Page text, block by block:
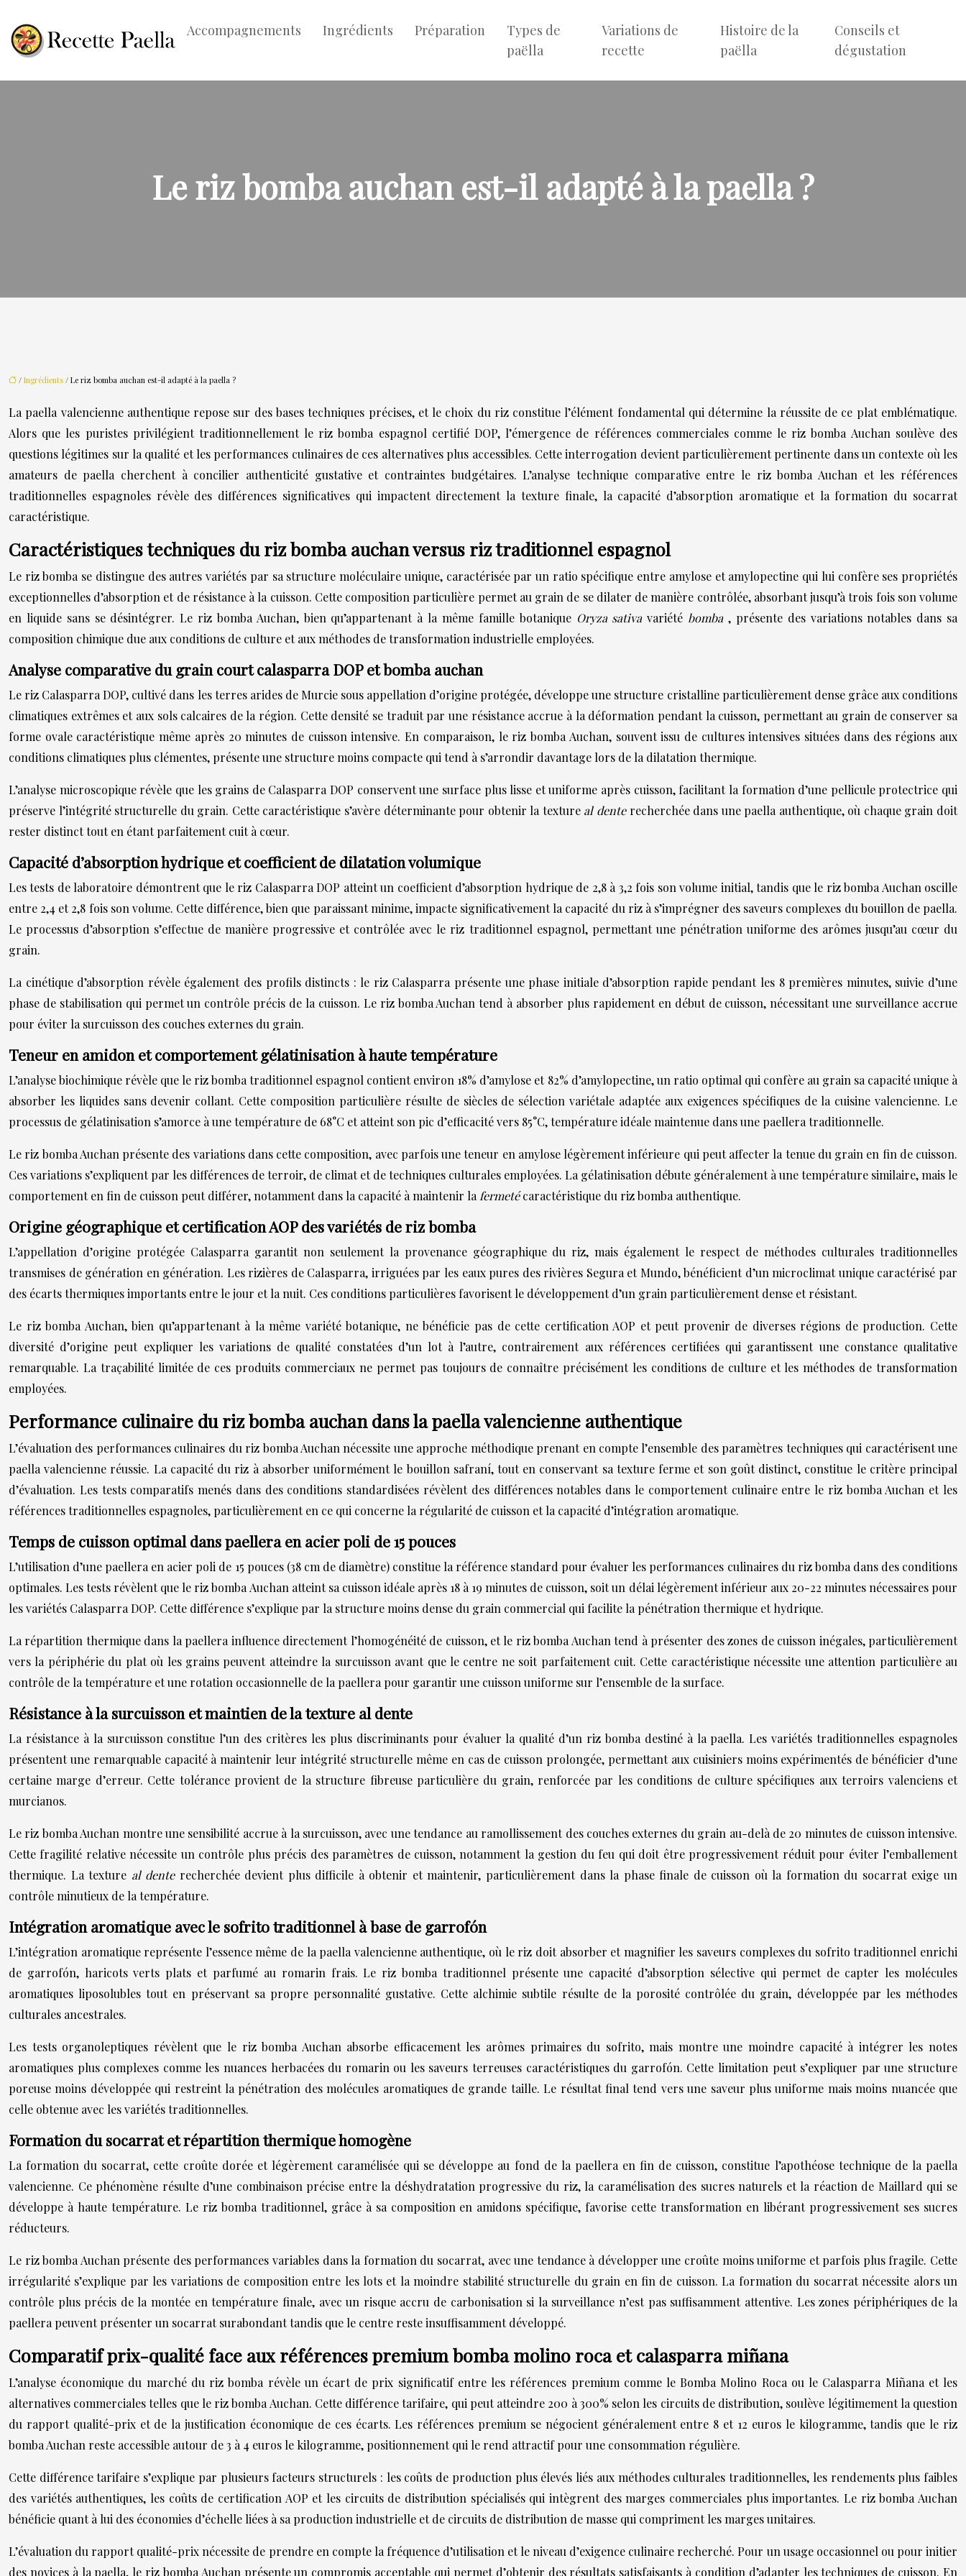
Accompagnements Ingrédients Préparation
Types de
paëlla
Variations de
recette
Histoire de la
paëlla
Conseils et
dégustation
Le riz bomba auchan est-il adapté à la paella ?
/ Ingrédients / Le riz bomba auchan est-il adapté à la paella ?
La paella valencienne authentique repose sur des bases techniques précises, et le choix du riz constitue l’élément fondamental qui détermine la réussite de ce plat emblématique.
Alors que les puristes privilégient traditionnellement le riz bomba espagnol certifié DOP, l’émergence de références commerciales comme le riz bomba Auchan soulève des
questions légitimes sur la qualité et les performances culinaires de ces alternatives plus accessibles. Cette interrogation devient particulièrement pertinente dans un contexte où les
amateurs de paella cherchent à concilier authenticité gustative et contraintes budgétaires. L’analyse technique comparative entre le riz bomba Auchan et les références
traditionnelles espagnoles révèle des différences significatives qui impactent directement la texture finale, la capacité d’absorption aromatique et la formation du socarrat
caractéristique.
Caractéristiques techniques du riz bomba auchan versus riz traditionnel espagnol
Le riz bomba se distingue des autres variétés par sa structure moléculaire unique, caractérisée par un ratio spécifique entre amylose et amylopectine qui lui confère ses propriétés
exceptionnelles d’absorption et de résistance à la cuisson. Cette composition particulière permet au grain de se dilater de manière contrôlée, absorbant jusqu’à trois fois son volume
en liquide sans se désintégrer. Le riz bomba Auchan, bien qu’appartenant à la même famille botanique Oryza sativavariété bomba , présente des variations notables dans sa
composition chimique due aux conditions de culture et aux méthodes de transformation industrielle employées.
Analyse comparative du grain court calasparra DOP et bomba auchan
Le riz Calasparra DOP, cultivé dans les terres arides de Murcie sous appellation d’origine protégée, développe une structure cristalline particulièrement dense grâce aux conditions
climatiques extrêmes et aux sols calcaires de la région. Cette densité se traduit par une résistance accrue à la déformation pendant la cuisson, permettant au grain de conserver sa
forme ovale caractéristique même après 20 minutes de cuisson intensive. En comparaison, le riz bomba Auchan, souvent issu de cultures intensives situées dans des régions aux
conditions climatiques plus clémentes, présente une structure moins compacte qui tend à s’arrondir davantage lors de la dilatation thermique.
L’analyse microscopique révèle que les grains de Calasparra DOP conservent une surface plus lisse et uniforme après cuisson, facilitant la formation d’une pellicule protectrice qui
préserve l’intégrité structurelle du grain. Cette caractéristique s’avère déterminante pour obtenir la texture al dente recherchée dans une paella authentique, où chaque grain doit
rester distinct tout en étant parfaitement cuit à cœur.
Capacité d’absorption hydrique et coefficient de dilatation volumique
Les tests de laboratoire démontrent que le riz Calasparra DOP atteint un coefficient d’absorption hydrique de 2,8 à 3,2 fois son volume initial, tandis que le riz bomba Auchan oscille
entre 2,4 et 2,8 fois son volume. Cette différence, bien que paraissant minime, impacte significativement la capacité du riz à s’imprégner des saveurs complexes du bouillon de paella.
Le processus d’absorption s’effectue de manière progressive et contrôlée avec le riz traditionnel espagnol, permettant une pénétration uniforme des arômes jusqu’au cœur du
grain.
La cinétique d’absorption révèle également des profils distincts : le riz Calasparra présente une phase initiale d’absorption rapide pendant les 8 premières minutes, suivie d’une
phase de stabilisation qui permet un contrôle précis de la cuisson. Le riz bomba Auchan tend à absorber plus rapidement en début de cuisson, nécessitant une surveillance accrue
pour éviter la surcuisson des couches externes du grain.
Teneur en amidon et comportement gélatinisation à haute température
L’analyse biochimique révèle que le riz bomba traditionnel espagnol contient environ 18% d’amylose et 82% d’amylopectine, un ratio optimal qui confère au grain sa capacité unique à
absorber les liquides sans devenir collant. Cette composition particulière résulte de siècles de sélection variétale adaptée aux exigences spécifiques de la cuisine valencienne. Le
processus de gélatinisation s’amorce à une température de 68°C et atteint son pic d’efficacité vers 85°C, température idéale maintenue dans une paellera traditionnelle.
Le riz bomba Auchan présente des variations dans cette composition, avec parfois une teneur en amylose légèrement inférieure qui peut affecter la tenue du grain en fin de cuisson.
Ces variations s’expliquent par les différences de terroir, de climat et de techniques culturales employées. La gélatinisation débute généralement à une température similaire, mais le
comportement en fin de cuisson peut différer, notamment dans la capacité à maintenir la fermetécaractéristique du riz bomba authentique.
Origine géographique et certification AOP des variétés de riz bomba
L’appellation d’origine protégée Calasparra garantit non seulement la provenance géographique du riz, mais également le respect de méthodes culturales traditionnelles
transmises de génération en génération. Les rizières de Calasparra, irriguées par les eaux pures des rivières Segura et Mundo, bénéficient d’un microclimat unique caractérisé par
des écarts thermiques importants entre le jour et la nuit. Ces conditions particulières favorisent le développement d’un grain particulièrement dense et résistant.
Le riz bomba Auchan, bien qu’appartenant à la même variété botanique, ne bénéficie pas de cette certification AOP et peut provenir de diverses régions de production. Cette
diversité d’origine peut expliquer les variations de qualité constatées d’un lot à l’autre, contrairement aux références certifiées qui garantissent une constance qualitative
remarquable. La traçabilité limitée de ces produits commerciaux ne permet pas toujours de connaître précisément les conditions de culture et les méthodes de transformation
employées.
Performance culinaire du riz bomba auchan dans la paella valencienne authentique
L’évaluation des performances culinaires du riz bomba Auchan nécessite une approche méthodique prenant en compte l’ensemble des paramètres techniques qui caractérisent une
paella valencienne réussie. La capacité du riz à absorber uniformément le bouillon safraní, tout en conservant sa texture ferme et son goût distinct, constitue le critère principal
d’évaluation. Les tests comparatifs menés dans des conditions standardisées révèlent des différences notables dans le comportement culinaire entre le riz bomba Auchan et les
références traditionnelles espagnoles, particulièrement en ce qui concerne la régularité de cuisson et la capacité d’intégration aromatique.
Temps de cuisson optimal dans paellera en acier poli de 15 pouces
L’utilisation d’une paellera en acier poli de 15 pouces (38 cm de diamètre) constitue la référence standard pour évaluer les performances culinaires du riz bomba dans des conditions
optimales. Les tests révèlent que le riz bomba Auchan atteint sa cuisson idéale après 18 à 19 minutes de cuisson, soit un délai légèrement inférieur aux 20-22 minutes nécessaires pour
les variétés Calasparra DOP. Cette différence s’explique par la structure moins dense du grain commercial qui facilite la pénétration thermique et hydrique.
La répartition thermique dans la paellera influence directement l’homogénéité de cuisson, et le riz bomba Auchan tend à présenter des zones de cuisson inégales, particulièrement
vers la périphérie du plat où les grains peuvent atteindre la surcuisson avant que le centre ne soit parfaitement cuit. Cette caractéristique nécessite une attention particulière au
contrôle de la température et une rotation occasionnelle de la paellera pour garantir une cuisson uniforme sur l’ensemble de la surface.
Résistance à la surcuisson et maintien de la texture al dente
La résistance à la surcuisson constitue l’un des critères les plus discriminants pour évaluer la qualité d’un riz bomba destiné à la paella. Les variétés traditionnelles espagnoles
présentent une remarquable capacité à maintenir leur intégrité structurelle même en cas de cuisson prolongée, permettant aux cuisiniers moins expérimentés de bénéficier d’une
certaine marge d’erreur. Cette tolérance provient de la structure fibreuse particulière du grain, renforcée par les conditions de culture spécifiques aux terroirs valenciens et
murcianos.
Le riz bomba Auchan montre une sensibilité accrue à la surcuisson, avec une tendance au ramollissement des couches externes du grain au-delà de 20 minutes de cuisson intensive.
Cette fragilité relative nécessite un contrôle plus précis des paramètres de cuisson, notamment la gestion du feu qui doit être progressivement réduit pour éviter l’emballement
thermique. La texture al dente recherchée devient plus difficile à obtenir et maintenir, particulièrement dans la phase finale de cuisson où la formation du socarrat exige un
contrôle minutieux de la température.
Intégration aromatique avec le sofrito traditionnel à base de garrofón
L’intégration aromatique représente l’essence même de la paella valencienne authentique, où le riz doit absorber et magnifier les saveurs complexes du sofrito traditionnel enrichi
de garrofón, haricots verts plats et parfumé au romarin frais. Le riz bomba traditionnel présente une capacité d’absorption sélective qui permet de capter les molécules
aromatiques liposolubles tout en préservant sa propre personnalité gustative. Cette alchimie subtile résulte de la porosité contrôlée du grain, développée par les méthodes
culturales ancestrales.
Les tests organoleptiques révèlent que le riz bomba Auchan absorbe efficacement les arômes primaires du sofrito, mais montre une moindre capacité à intégrer les notes
aromatiques plus complexes comme les nuances herbacées du romarin ou les saveurs terreuses caractéristiques du garrofón. Cette limitation peut s’expliquer par une structure
poreuse moins développée qui restreint la pénétration des molécules aromatiques de grande taille. Le résultat final tend vers une saveur plus uniforme mais moins nuancée que
celle obtenue avec les variétés traditionnelles.
Formation du socarrat et répartition thermique homogène
La formation du socarrat, cette croûte dorée et légèrement caramélisée qui se développe au fond de la paellera en fin de cuisson, constitue l’apothéose technique de la paella
valencienne. Ce phénomène résulte d’une combinaison précise entre la déshydratation progressive du riz, la caramélisation des sucres naturels et la réaction de Maillard qui se
développe à haute température. Le riz bomba traditionnel, grâce à sa composition en amidons spécifique, favorise cette transformation en libérant progressivement ses sucres
réducteurs.
Le riz bomba Auchan présente des performances variables dans la formation du socarrat, avec une tendance à développer une croûte moins uniforme et parfois plus fragile. Cette
irrégularité s’explique par les variations de composition entre les lots et la moindre stabilité structurelle du grain en fin de cuisson. La formation du socarrat nécessite alors un
contrôle plus précis de la montée en température finale, avec un risque accru de carbonisation si la surveillance n’est pas suffisamment attentive. Les zones périphériques de la
paellera peuvent présenter un socarrat surabondant tandis que le centre reste insuffisamment développé.
Comparatif prix-qualité face aux références premium bomba molino roca et calasparra miñana
L’analyse économique du marché du riz bomba révèle un écart de prix significatif entre les références premium comme le Bomba Molino Roca ou le Calasparra Miñana et les
alternatives commerciales telles que le riz bomba Auchan. Cette différence tarifaire, qui peut atteindre 200 à 300% selon les circuits de distribution, soulève légitimement la question
du rapport qualité-prix et de la justification économique de ces écarts. Les références premium se négocient généralement entre 8 et 12 euros le kilogramme, tandis que le riz
bomba Auchan reste accessible autour de 3 à 4 euros le kilogramme, positionnement qui le rend attractif pour une consommation régulière.
Cette différence tarifaire s’explique par plusieurs facteurs structurels : les coûts de production plus élevés liés aux méthodes culturales traditionnelles, les rendements plus faibles
des variétés authentiques, les coûts de certification AOP et les circuits de distribution spécialisés qui intègrent des marges commerciales plus importantes. Le riz bomba Auchan
bénéficie quant à lui des économies d’échelle liées à sa production industrielle et de circuits de distribution de masse qui compriment les marges unitaires.
L’évaluation du rapport qualité-prix nécessite de prendre en compte la fréquence d’utilisation et le niveau d’exigence culinaire recherché. Pour un usage occasionnel ou pour initier
des novices à la paella, le riz bomba Auchan présente un compromis acceptable qui permet d’obtenir des résultats satisfaisants à condition d’adapter les techniques de cuisson. En